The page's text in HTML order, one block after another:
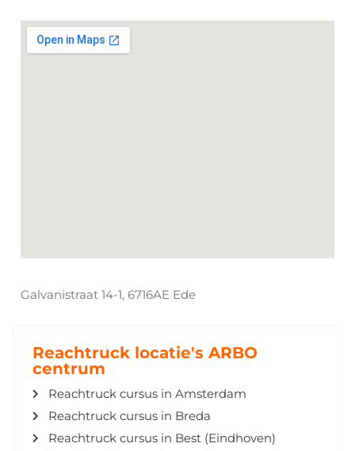
Galvanistraat 14-1, 6716AE Ede
Reachtruck locatie's ARBO
centrum
Reachtruck cursus in Amsterdam
Reachtruck cursus in Breda
Reachtruck cursus in Best (Eindhoven)